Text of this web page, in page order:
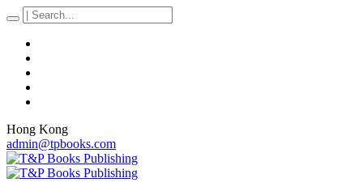
Hong Kong
admin@tpbooks.com